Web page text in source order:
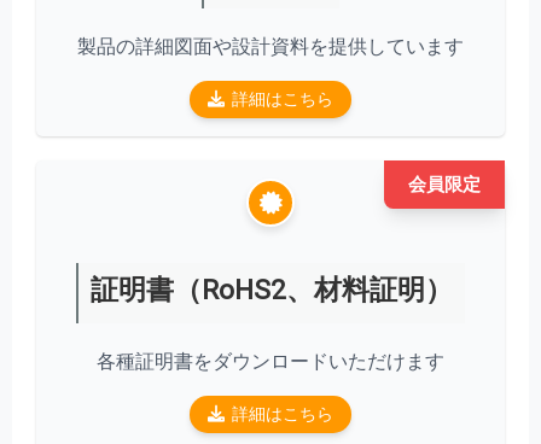
製品の詳細図面や設計資料を提供しています
詳細はこちら
会員限定
証明書（RoHS2、材料証明）
各種証明書をダウンロードいただけます
詳細はこちら